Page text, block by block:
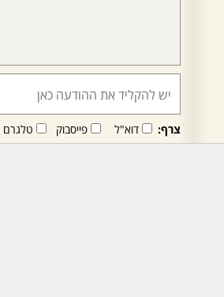
צרף: דוא"ל פייסבוק טלגרם